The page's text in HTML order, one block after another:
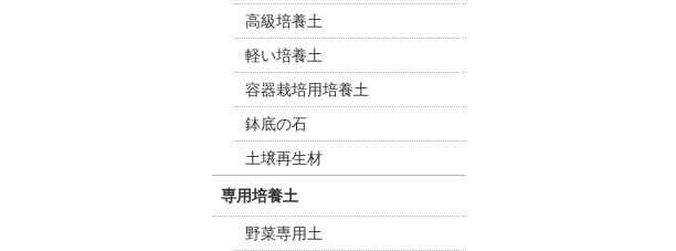
高級培養土
軽い培養土
容器栽培用培養土
鉢底の石
土壌再生材
専用培養土
野菜専用土